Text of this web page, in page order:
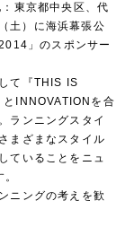
東京都中央区、代
土）に海浜幕張公
」のスポンサー
て『THIS IS
INNOVATIONを合
ランニングスタイ
まざまなスタイル
ていることをニュ
ニングの考えを歓